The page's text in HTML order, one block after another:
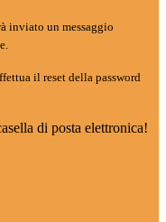
inviato un messaggio
il reset della password
di posta elettronica!